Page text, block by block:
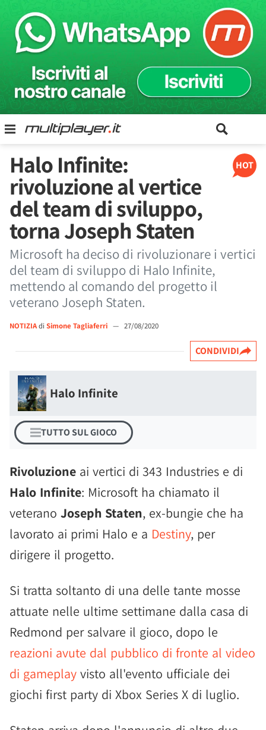
HOT
Halo Infinite:
rivoluzione al vertice
del team di sviluppo,
torna Joseph Staten
Microsoft ha deciso di rivoluzionare i vertici
del team di sviluppo di Halo Infinite,
mettendo al comando del progetto il
veterano Joseph Staten.
NOTIZIAdi Simone Tagliaferri — 27/08/2020
CONDIVIDI
Halo Infinite
TUTTO SUL GIOCO
Rivoluzione ai vertici di 343 Industries e di
Halo Infinite: Microsoft ha chiamato il
veterano Joseph Staten, ex-bungie che ha
lavorato ai primi Halo e a Destiny, per
dirigere il progetto.
Si tratta soltanto di una delle tante mosse
attuate nelle ultime settimane dalla casa di
Redmond per salvare il gioco, dopo le
reazioni avute dal pubblico di fronte al video
di gameplay visto all'evento ufficiale dei
giochi first party di Xbox Series X di luglio.